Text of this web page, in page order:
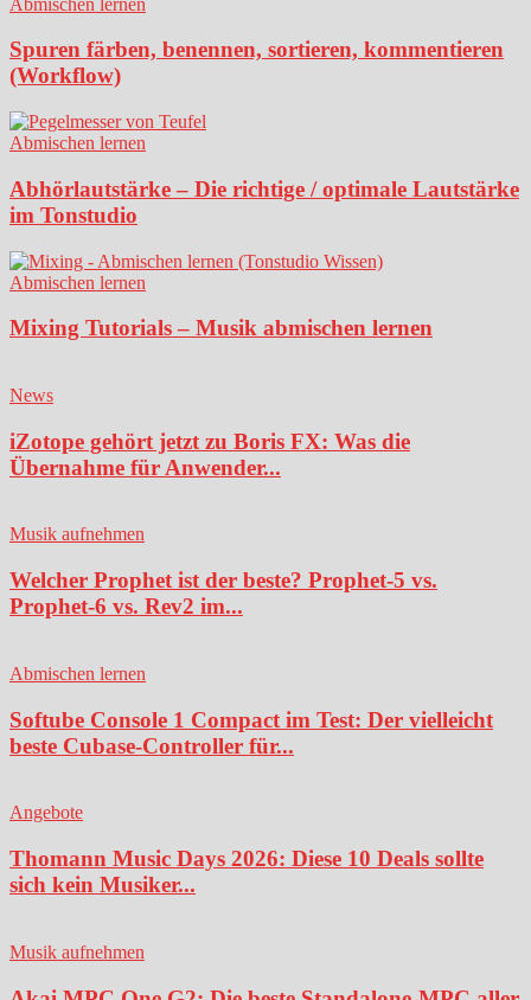
Spuren färben, benennen, sortieren, kommentieren
(Workflow)
Abmischen lernen
Abhörlautstärke – Die richtige / optimale Lautstärke
im Tonstudio
Abmischen lernen
Mixing Tutorials – Musik abmischen lernen
News
iZotope gehört jetzt zu Boris FX: Was die
Übernahme für Anwender...
Musik aufnehmen
Welcher Prophet ist der beste? Prophet-5 vs.
Prophet-6 vs. Rev2 im...
Abmischen lernen
Softube Console 1 Compact im Test: Der vielleicht
beste Cubase-Controller für...
Angebote
Thomann Music Days 2026: Diese 10 Deals sollte
sich kein Musiker...
Musik aufnehmen